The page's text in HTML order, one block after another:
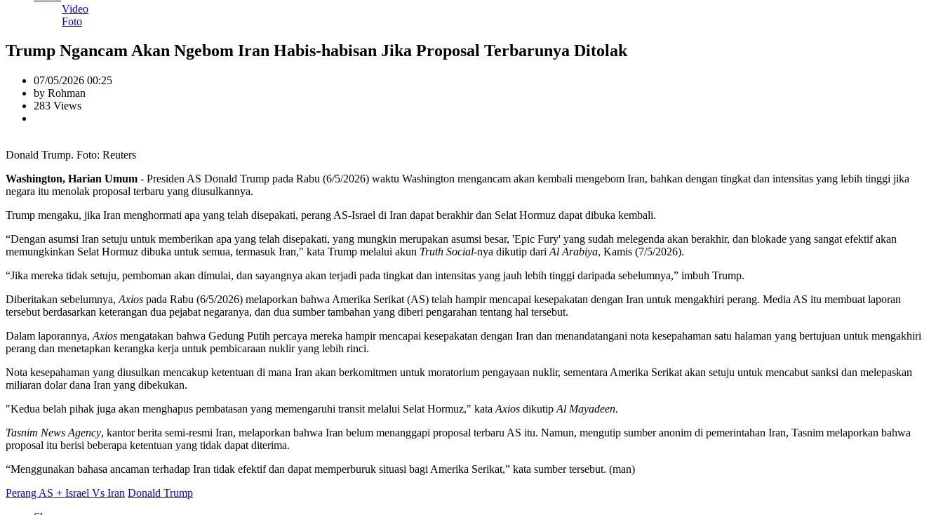
Video
Foto
Trump Ngancam Akan Ngebom Iran Habis-habisan Jika Proposal Terbarunya Ditolak
07/05/2026 00:25
by Rohman
283 Views
Donald Trump. Foto: Reuters
Washington, Harian Umum - Presiden AS Donald Trump pada Rabu (6/5/2026) waktu Washington mengancam akan kembali mengebom Iran, bahkan dengan tingkat dan intensitas yang lebih tinggi jika
negara itu menolak proposal terbaru yang diusulkannya.
Trump mengaku, jika Iran menghormati apa yang telah disepakati, perang AS-Israel di Iran dapat berakhir dan Selat Hormuz dapat dibuka kembali.
“Dengan asumsi Iran setuju untuk memberikan apa yang telah disepakati, yang mungkin merupakan asumsi besar, 'Epic Fury' yang sudah melegenda akan berakhir, dan blokade yang sangat efektif akan
memungkinkan Selat Hormuz dibuka untuk semua, termasuk Iran," kata Trump melalui akun Truth Social-nya dikutip dari Al Arabiya, Kamis (7/5/2026).
“Jika mereka tidak setuju, pemboman akan dimulai, dan sayangnya akan terjadi pada tingkat dan intensitas yang jauh lebih tinggi daripada sebelumnya,” imbuh Trump.
Diberitakan sebelumnya, Axios pada Rabu (6/5/2026) melaporkan bahwa Amerika Serikat (AS) telah hampir mencapai kesepakatan dengan Iran untuk mengakhiri perang. Media AS itu membuat laporan
tersebut berdasarkan keterangan dua pejabat negaranya, dan dua sumber tambahan yang diberi pengarahan tentang hal tersebut.
Dalam laporannya, Axios mengatakan bahwa Gedung Putih percaya mereka hampir mencapai kesepakatan dengan Iran dan menandatangani nota kesepahaman satu halaman yang bertujuan untuk mengakhiri
perang dan menetapkan kerangka kerja untuk pembicaraan nuklir yang lebih rinci.
Nota kesepahaman yang diusulkan mencakup ketentuan di mana Iran akan berkomitmen untuk moratorium pengayaan nuklir, sementara Amerika Serikat akan setuju untuk mencabut sanksi dan melepaskan
miliaran dolar dana Iran yang dibekukan.
"Kedua belah pihak juga akan menghapus pembatasan yang memengaruhi transit melalui Selat Hormuz," kata Axios dikutip Al Mayadeen.
Tasnim News Agency, kantor berita semi-resmi Iran, melaporkan bahwa Iran belum menanggapi proposal terbaru AS itu. Namun, mengutip sumber anonim di pemerintahan Iran, Tasnim melaporkan bahwa
proposal itu berisi beberapa ketentuan yang tidak dapat diterima.
“Menggunakan bahasa ancaman terhadap Iran tidak efektif dan dapat memperburuk situasi bagi Amerika Serikat,” kata sumber tersebut. (man)
Perang AS + Israel Vs Iran Donald Trump